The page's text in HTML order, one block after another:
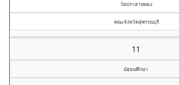
วัดปราสาททอง
คณะจังหวัดสุพรรณบุรี
11
มัธยมศึกษา